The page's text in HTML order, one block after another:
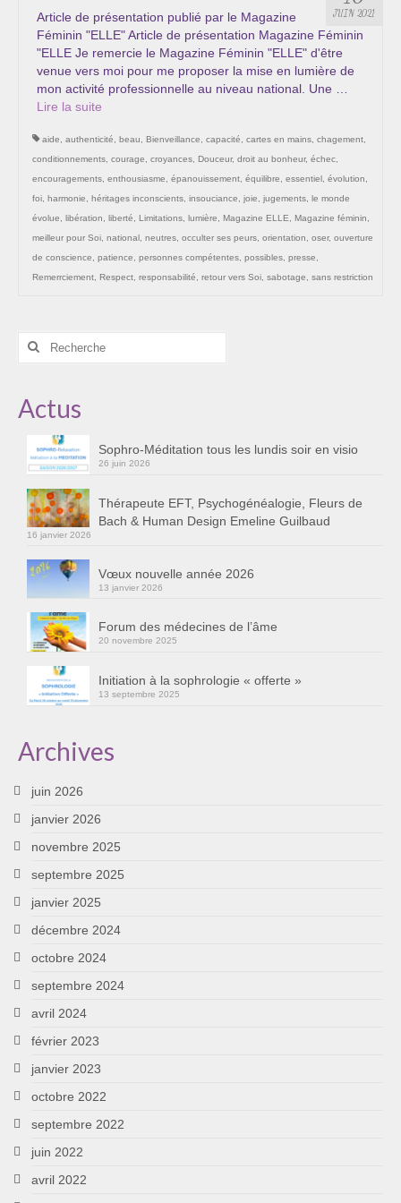
Les Onctions Sacrées -La Magdaléenne –
Nadine-Sarah Penna
Qui suis je ?
Mon cursus d’évolution vers une femme plus
Témoignages
Calendrier
Initiation à la sophrologie « offerte »
Sophro-Méditation tous les lundis soir en visio
Prendre contact
Cursus « Le chemin par la psyché »
Sophro-Méditation tous les lundis soir en visio
Sophrologie
Initiation à la sophrologie « offerte »
Témoignages B
Prendre contact
JUIN 2021
Article de présentation publié par le Magazine
Féminin "ELLE" Article de présentation Magazine Féminin
"ELLE Je remercie le Magazine Féminin "ELLE" d'être
venue vers moi pour me proposer la mise en lumière de
mon activité professionnelle au niveau national. Une …
Lire la suite­­
aide authenticité beau Bienveillance capacité cartes en mains chagement
conditionnements courage croyances Douceur, droit au bonheur, échec
encouragements enthousiasme épanouissement équilibre essentiel évolution
foi harmonie héritages inconscients insouciance joie jugements le monde
évolue
libération liberté Limitations lumière Magazine ELLE Magazine féminin
meilleur pour Soi national neutres occulter ses peurs orientation oser, ouverture
de conscience
patience personnes compétentes possibles presse
Remerrciement
Respect responsabilité retour vers Soi sabotage sans restriction
Rechercher
Actus
Sophro-Méditation tous les lundis soir en visio
26 juin 2026
Thérapeute EFT, Psychogénéalogie, Fleurs de
Bach & Human Design Emeline Guilbaud
16 janvier 2026
Vœux nouvelle année 2026
13 janvier 2026
Forum des médecines de l’âme
20 novembre 2025
Initiation à la sophrologie « offerte »
13 septembre 2025
Archives
juin 2026
janvier 2026
novembre 2025
septembre 2025
janvier 2025
décembre 2024
octobre 2024
septembre 2024
avril 2024
février 2023
janvier 2023
octobre 2022
septembre 2022
juin 2022
avril 2022